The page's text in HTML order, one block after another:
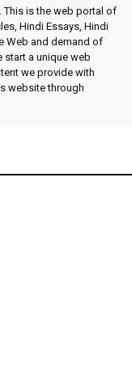
This is the web portal of
Hindi Essays, Hindi
Web and demand of
start a unique web
we provide with
website through